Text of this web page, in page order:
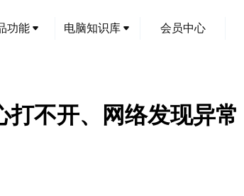
功能 电脑知识库 会员中心
不开、网络发现异